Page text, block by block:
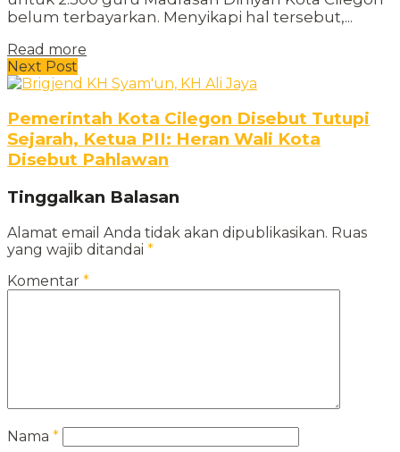
belum terbayarkan. Menyikapi hal tersebut,...
Read more
Next Post
Pemerintah Kota Cilegon Disebut Tutupi
Sejarah, Ketua PII: Heran Wali Kota
Disebut Pahlawan
Tinggalkan Balasan
Alamat email Anda tidak akan dipublikasikan. Ruas
yang wajib ditandai *
Komentar *
Nama *